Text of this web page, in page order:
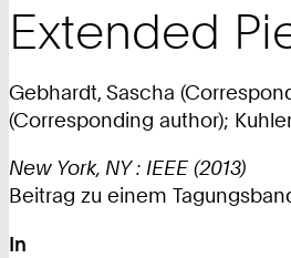
Extended
Gebhardt, Sascha
(Corresponding author);
New York, NY : IEEE (2013)
Beitrag zu einem
In